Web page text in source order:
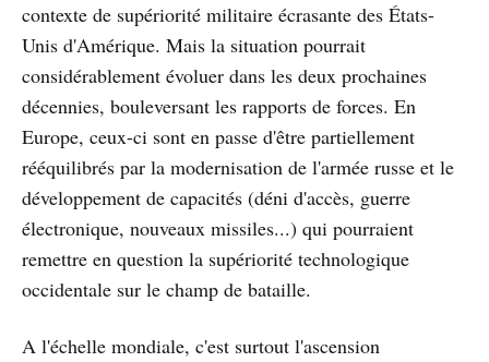
contexte de supériorité militaire écrasante des États-
Unis d'Amérique. Mais la situation pourrait
considérablement évoluer dans les deux prochaines
décennies, bouleversant les rapports de forces. En
Europe, ceux-ci sont en passe d'être partiellement
rééquilibrés par la modernisation de l'armée russe et le
développement de capacités (déni d'accès, guerre
électronique, nouveaux missiles...) qui pourraient
remettre en question la supériorité technologique
occidentale sur le champ de bataille.
A l'échelle mondiale, c'est surtout l'ascension